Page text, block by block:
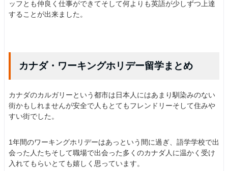
ッフとも仲良く仕事ができてそして何よりも英語が少しずつ上達
することが出来ました。
カナダ・ワーキングホリデー留学まとめ
カナダのカルガリーという都市は日本人にはあまり馴染みのない
街かもしれませんが安全で人もとてもフレンドリーそして住みや
すい街でした。
1年間のワーキングホリデーはあっという間に過ぎ、語学学校で出
会った人たちそして職場で出会った多くのカナダ人に温かく受け
入れてもらいとても嬉しく思っています。